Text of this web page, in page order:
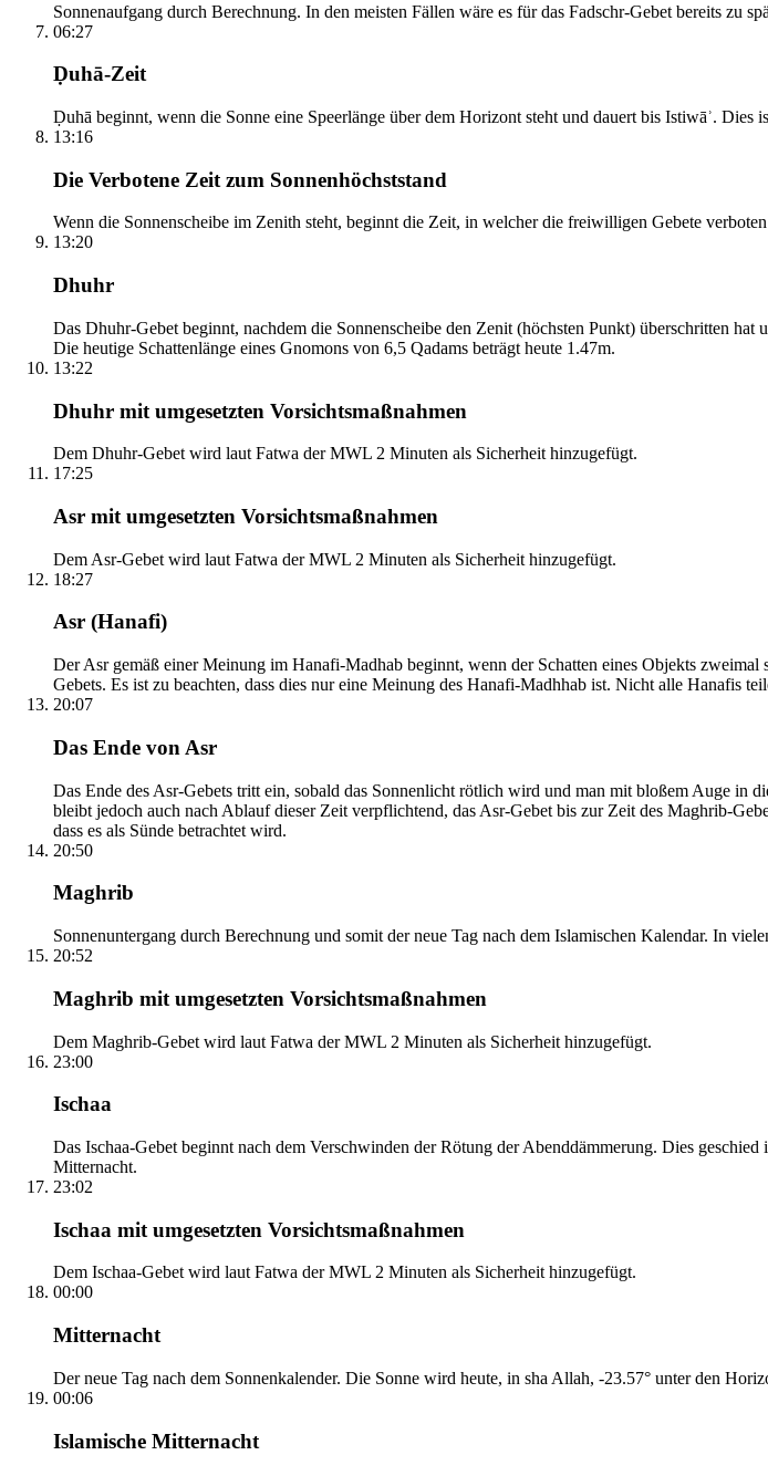
Sonnenaufgang durch Berechnung. In den meisten Fällen wäre es für das Fadschr-Gebet bereits zu
06:27
Ḍuhā-Zeit
Ḍuhā beginnt, wenn die Sonne eine Speerlänge über dem Horizont steht und dauert bis Istiwāʾ. Dies
13:16
Die Verbotene Zeit zum Sonnenhöchststand
Wenn die Sonnenscheibe im Zenith steht, beginnt die Zeit, in welcher die freiwilligen Gebete
13:20
Dhuhr
Das Dhuhr-Gebet beginnt, nachdem die Sonnenscheibe den Zenit (höchsten Punkt) überschritten
Die heutige Schattenlänge eines Gnomons von 6,5 Qadams beträgt heute 1.47m.
13:22
Dhuhr mit umgesetzten Vorsichtsmaßnahmen
Dem Dhuhr-Gebet wird laut Fatwa der MWL 2 Minuten als Sicherheit hinzugefügt.
17:25
Asr mit umgesetzten Vorsichtsmaßnahmen
Dem Asr-Gebet wird laut Fatwa der MWL 2 Minuten als Sicherheit hinzugefügt.
18:27
Asr (Hanafi)
Der Asr gemäß einer Meinung im Hanafi-Madhab beginnt, wenn der Schatten eines Objekts
Gebets. Es ist zu beachten, dass dies nur eine Meinung des Hanafi-Madhhab ist. Nicht alle Hanafis
20:07
Das Ende von Asr
Das Ende des Asr-Gebets tritt ein, sobald das Sonnenlicht rötlich wird und man mit bloßem Auge in
bleibt jedoch auch nach Ablauf dieser Zeit verpflichtend, das Asr-Gebet bis zur Zeit des Maghrib-
dass es als Sünde betrachtet wird.
20:50
Maghrib
Sonnenuntergang durch Berechnung und somit der neue Tag nach dem Islamischen Kalendar. In
20:52
Maghrib mit umgesetzten Vorsichtsmaßnahmen
Dem Maghrib-Gebet wird laut Fatwa der MWL 2 Minuten als Sicherheit hinzugefügt.
23:00
Ischaa
Das Ischaa-Gebet beginnt nach dem Verschwinden der Rötung der Abenddämmerung. Dies
Mitternacht.
23:02
Ischaa mit umgesetzten Vorsichtsmaßnahmen
Dem Ischaa-Gebet wird laut Fatwa der MWL 2 Minuten als Sicherheit hinzugefügt.
00:00
Mitternacht
Der neue Tag nach dem Sonnenkalender. Die Sonne wird heute, in sha Allah, -23.57° unter den
00:06
Islamische Mitternacht